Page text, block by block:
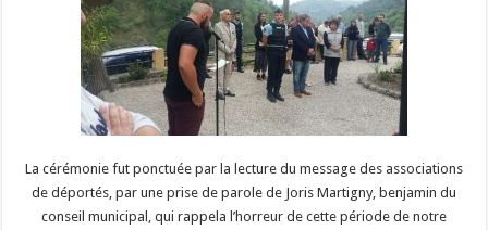
La cérémonie fut ponctuée par la lecture du message des associations
de déportés, par une prise de parole de Joris Martigny, benjamin du
conseil municipal, qui rappela l’horreur de cette période de notre